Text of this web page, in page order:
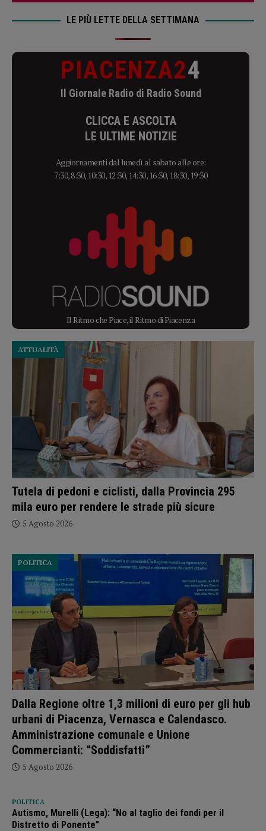
LE PIÙ LETTE DELLA SETTIMANA
PIACENZA24
Il Giornale Radio di Radio Sound
CLICCA E ASCOLTA
LE ULTIME NOTIZIE
Aggiornamenti dal lunedì al sabato alle ore:
7:30, 8:30, 10:30, 12:30, 14:30, 16:30, 18:30, 19:30
Il Ritmo che Piace, il Ritmo di Piacenza
Tutela di pedoni e ciclisti, dalla Provincia 295
mila euro per rendere le strade più sicure
ATTUALITÀ
5 Agosto 2026
Dalla Regione oltre 1,3 milioni di euro per gli hub
urbani di Piacenza, Vernasca e Calendasco.
Amministrazione comunale e Unione
Commercianti: “Soddisfatti”
POLITICA
5 Agosto 2026
POLITICA
Autismo, Murelli (Lega): “No al taglio dei fondi per il
Distretto di Ponente”